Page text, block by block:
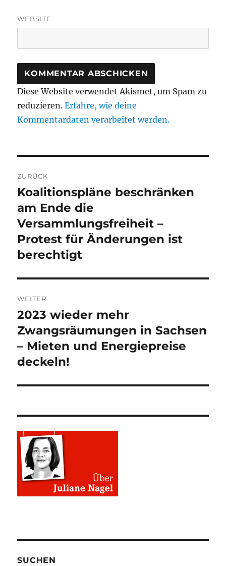
WEBSITE
Diese Website verwendet Akismet, um Spam zu
reduzieren.Erfahre, wie deine
Kommentardaten verarbeitet werden.
ZURÜCK
Vorheriger
Beitrag:
Koalitionspläne beschränken
am Ende die
Versammlungsfreiheit –
Protest für Änderungen ist
berechtigt
WEITER
Nächster
Beitrag:
2023 wieder mehr
Zwangsräumungen in Sachsen
– Mieten und Energiepreise
deckeln!
SUCHEN